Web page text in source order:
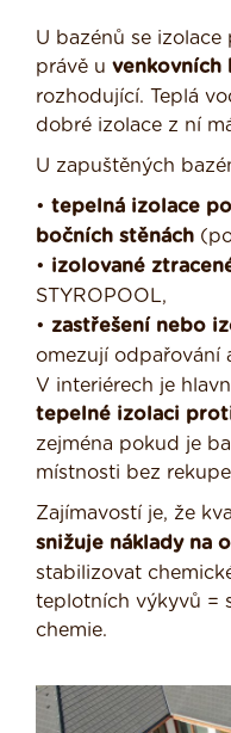
U bazénů se
právě u venkovních
rozhodující. Teplá
dobré izolace z ní
U zapuštěných
• tepelná izolace
bočních stěnách
• izolované
STYROPOOL,
• zastřešení nebo
omezují odpařování
V interiérech je
tepelné izolaci
zejména pokud je
místnosti bez
Zajímavostí je, že
snižuje náklady na
stabilizovat
teplotních výkyvů =
chemie.